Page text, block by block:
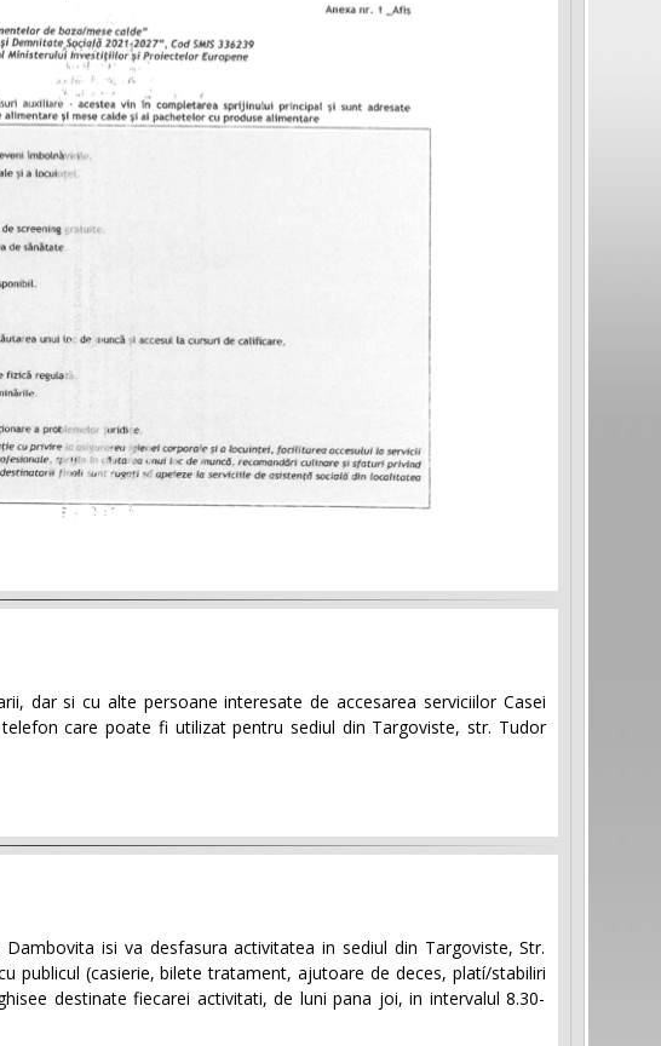
dar si cu alte persoane interesate de accesarea serviciilor Casei
care poate fi utilizat pentru sediul din Targoviste, str. Tudor
isi va desfasura activitatea in sediul din Targoviste, Str.
publicul (casierie, bilete tratament, ajutoare de deces, platí/stabiliri
destinate fiecarei activitati, de luni pana joi, in intervalul 8.30-